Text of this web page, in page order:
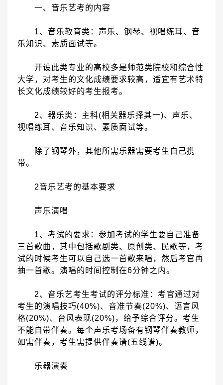
一、音乐艺考的内容
1、音乐教育类：声乐、钢琴、视唱练耳、音
乐知识、素质面试等。
开设此类专业的高校多是师范类院校和综合性
大学，对考生的文化成绩要求较高，适宜有艺术特
长文化成绩较好的考生报考。
2、器乐类：主科(相关器乐择其一)、声乐、
视唱练耳、音乐知识、素质面试等。
除了钢琴外，其他所需乐器需要考生自己携
带。
2音乐艺考的基本要求
声乐演唱
1、考试的要求：参加考试的学生要自己准备
三首歌曲，其中包括歌剧类、原创类、民歌等，考
试的时候考生可以自己选一首歌来唱，然后考官再
抽一首歌。演唱的时间控制在6分钟之内。
2、音乐艺考生考试的评分标准：考官通过对
考生的演唱技巧(40%)、音准节奏(20%)、语言风
格(20%)、台风表现(20%)，给予综合评分。考生
不能自带伴奏。每个声乐考场备有钢琴伴奏教师，
如需伴奏，考生需提供伴奏谱(五线谱)。
乐器演奏